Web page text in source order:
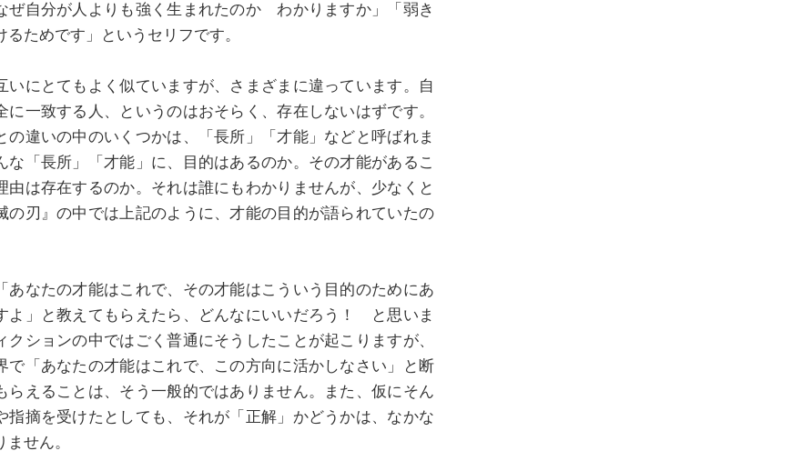
ぜ自分が人よりも強く生まれたのか わかりますか」「弱き
るためです」というセリフです。
いにとてもよく似ていますが、さまざまに違っています。自
に一致する人、というのはおそらく、存在しないはずです。
の違いの中のいくつかは、「長所」「才能」などと呼ばれま
な「長所」「才能」に、目的はあるのか。その才能があるこ
由は存在するのか。それは誰にもわかりませんが、少なくと
の刃』の中では上記のように、才能の目的が語られていたの
あなたの才能はこれで、その才能はこういう目的のためにあ
よ」と教えてもらえたら、どんなにいいだろう！ と思いま
クションの中ではごく普通にそうしたことが起こりますが、
で「あなたの才能はこれで、この方向に活かしなさい」と断
らえることは、そう一般的ではありません。また、仮にそん
指摘を受けたとしても、それが「正解」かどうかは、なかな
ません。